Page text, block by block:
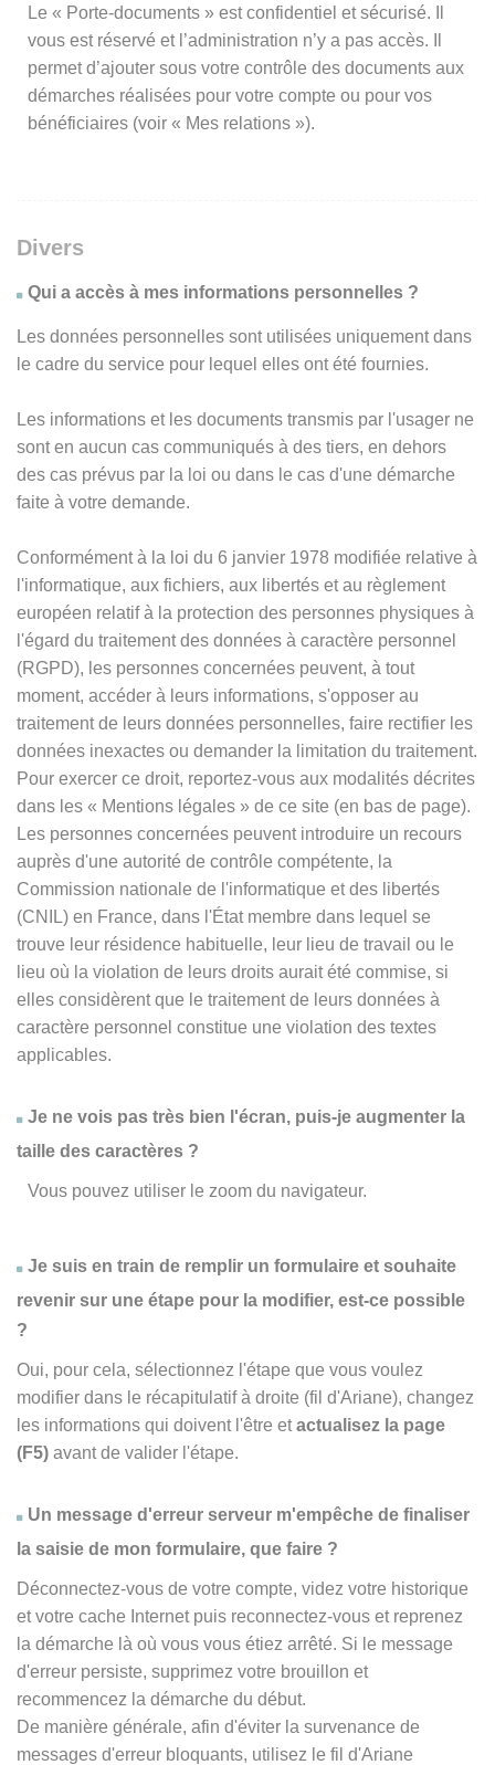
Le « Porte-documents » est confidentiel et sécurisé. Il
vous est réservé et l’administration n’y a pas accès. Il
permet d’ajouter sous votre contrôle des documents aux
démarches réalisées pour votre compte ou pour vos
bénéficiaires (voir « Mes relations »).
Divers
Qui a accès à mes informations personnelles ?
Les données personnelles sont utilisées uniquement dans
le cadre du service pour lequel elles ont été fournies.
Les informations et les documents transmis par l'usager ne
sont en aucun cas communiqués à des tiers, en dehors
des cas prévus par la loi ou dans le cas d'une démarche
faite à votre demande.
Conformément à la loi du 6 janvier 1978 modifiée relative à
l'informatique, aux fichiers, aux libertés et au règlement
européen relatif à la protection des personnes physiques à
l'égard du traitement des données à caractère personnel
(RGPD), les personnes concernées peuvent, à tout
moment, accéder à leurs informations, s'opposer au
traitement de leurs données personnelles, faire rectifier les
données inexactes ou demander la limitation du traitement.
Pour exercer ce droit, reportez-vous aux modalités décrites
dans les « Mentions légales » de ce site (en bas de page).
Les personnes concernées peuvent introduire un recours
auprès d'une autorité de contrôle compétente, la
Commission nationale de l'informatique et des libertés
(CNIL) en France, dans l'État membre dans lequel se
trouve leur résidence habituelle, leur lieu de travail ou le
lieu où la violation de leurs droits aurait été commise, si
elles considèrent que le traitement de leurs données à
caractère personnel constitue une violation des textes
applicables.
Je ne vois pas très bien l'écran, puis-je augmenter la
taille des caractères ?
Vous pouvez utiliser le zoom du navigateur.
Je suis en train de remplir un formulaire et souhaite
revenir sur une étape pour la modifier, est-ce possible
?
Oui, pour cela, sélectionnez l'étape que vous voulez
modifier dans le récapitulatif à droite (fil d'Ariane), changez
les informations qui doivent l'être etactualisez la page
(F5) avant de valider l'étape.
Un message d'erreur serveur m'empêche de finaliser
la saisie de mon formulaire, que faire ?
Déconnectez-vous de votre compte, videz votre historique
et votre cache Internet puis reconnectez-vous et reprenez
la démarche là où vous vous étiez arrêté. Si le message
d'erreur persiste, supprimez votre brouillon et
recommencez la démarche du début.
De manière générale, afin d'éviter la survenance de
messages d'erreur bloquants, utilisez le fil d'Ariane